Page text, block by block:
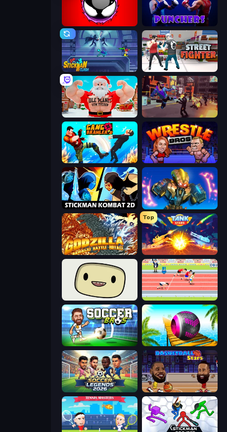
Splatmans Punchers
Stickman Clash Street Fighter Simulator
Idle Planet: Gym Tycoon Cyber Rage: Retribution
Gang Brawlers Wrestle Bros
Stickman Kombat 2D Ultimate Robo Duel 3D
Godzilla Daikaiju Battle Royale
Top
Tank Stars
SuperWEIRD Sports Hero
Soccer Bros Rolling Balls Sea Race
Soccer Legends 2026 Basketball Stars